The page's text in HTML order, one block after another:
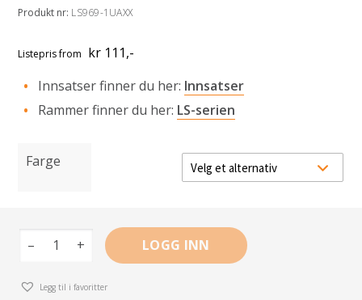
Produkt nr: LS969-1UAXX
Listeprisfrom kr 111,-
Innsatser finner du her: Innsatser
Rammer finner du her: LS-serien
Farge
– + LOGG INN
Legg til i favoritter